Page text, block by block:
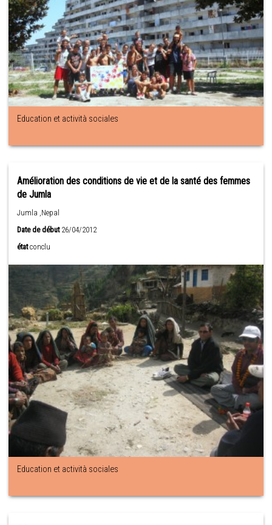
Education et actività sociales
Amélioration des conditions de vie et de la santé des femmes
de Jumla
Jumla ,Nepal
Date de début26/04/2012
état conclu
Education et actività sociales